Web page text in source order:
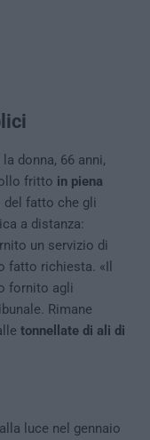
donna, 66 anni,
fritto in piena
del fatto che gli
a distanza:
un servizio di
fatto richiesta. «Il
fornito agli
Rimane
tonnellate di ali di
luce nel gennaio